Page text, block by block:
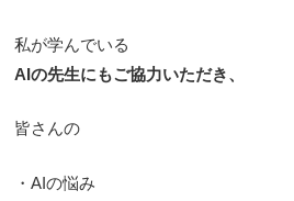
私が学んでいる
AIの先生にもご協力いただき、
皆さんの
・AIの悩み